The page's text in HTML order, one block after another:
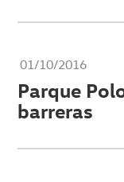
01/10/2016
Parque
barreras